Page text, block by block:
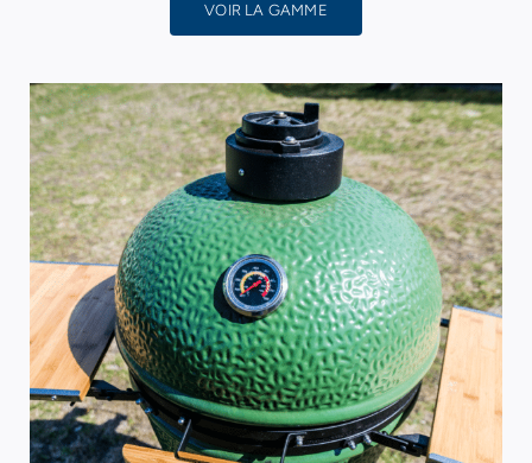
VOIR LA GAMME